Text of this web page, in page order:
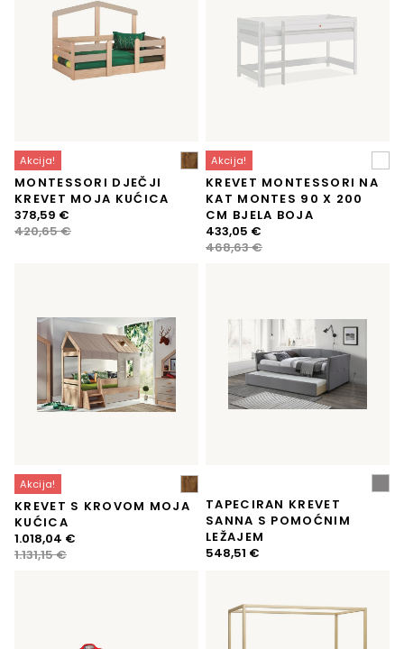
Akcija!
MONTESSORI DJEČJI
KREVET MOJA KUĆICA
420,65€
Izvorna
cijena
378,59 €
Trenutna
cijena
Akcija!
KREVET MONTESSORI NA
KAT MONTES 90 X 200
CM BJELA BOJA
468,63€
Izvorna
cijena
433,05 €
Trenutna
cijena
Akcija!
KREVET S KROVOM MOJA
KUĆICA
1.131,15€
Izvorna
cijena
1.018,04 €
Trenutna
cijena
TAPECIRAN KREVET
SANNA S POMOĆNIM
LEŽAJEM
548,51 €